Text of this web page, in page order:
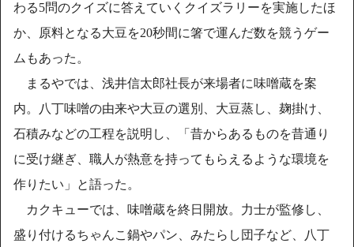
わる5問のクイズに答えていくクイズラリーを実施したほ
か、原料となる大豆を20秒間に箸で運んだ数を競うゲー
ムもあった。
まるやでは、浅井信太郎社長が来場者に味噌蔵を案
内。八丁味噌の由来や大豆の選別、大豆蒸し、麹掛け、
石積みなどの工程を説明し、「昔からあるものを昔通り
に受け継ぎ、職人が熱意を持ってもらえるような環境を
作りたい」と語った。
カクキューでは、味噌蔵を終日開放。力士が監修し、
盛り付けるちゃんこ鍋やパン、みたらし団子など、八丁